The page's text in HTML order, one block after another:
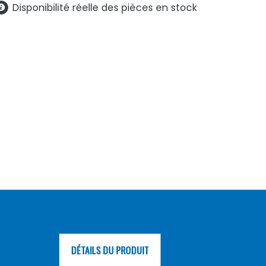
Disponibilité réelle des pièces en stock
DÉTAILS DU PRODUIT